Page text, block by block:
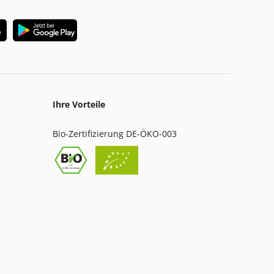
Ihre Vorteile
Bio-Zertifizierung DE-ÖKO-003